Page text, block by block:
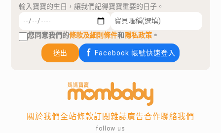
輸入寶寶的生日，讓我們記得寶寶重要的日子。
您同意我們的條款及細則條件和隱私政策 。
送出 Facebook 帳號快速登入
關於我們全站條款訂閱雜誌廣告合作聯絡我們
follow us